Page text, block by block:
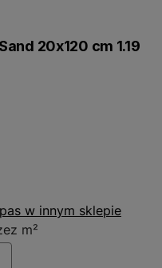
20x120 cm 1.19
w innym sklepie
m²